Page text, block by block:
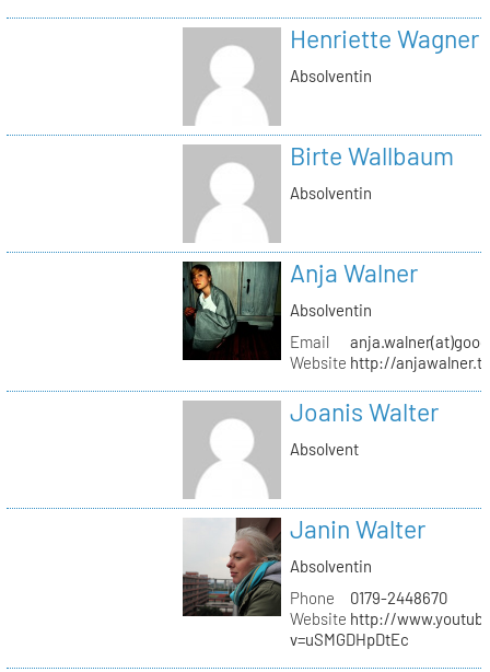
Henriette Wagner
Absolventin
Birte Wallbaum
Absolventin
Anja Walner
Absolventin
Email
Website http://
Joanis Walter
Absolvent
Janin Walter
Absolventin
Phone
0179-2448670
Website http://
v=uSMGDHpDtEc